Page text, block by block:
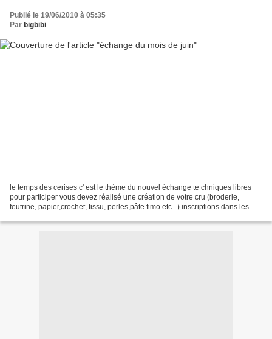
Publié le 19/06/2010 à 05:35
Par bigbibi
le temps des cerises c' est le thème du nouvel échange te chniques libres
pour participer vous devez réalisé une création de votre cru (broderie,
feutrine, papier,crochet, tissu, perles,pâte fimo etc...) inscriptions dans les